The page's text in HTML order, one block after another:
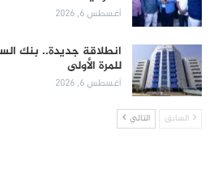
أغسطس 6, 2026
انطلاقة جديدة.. بنك
للمرة الأولى
أغسطس 6, 2026
السابق التالي